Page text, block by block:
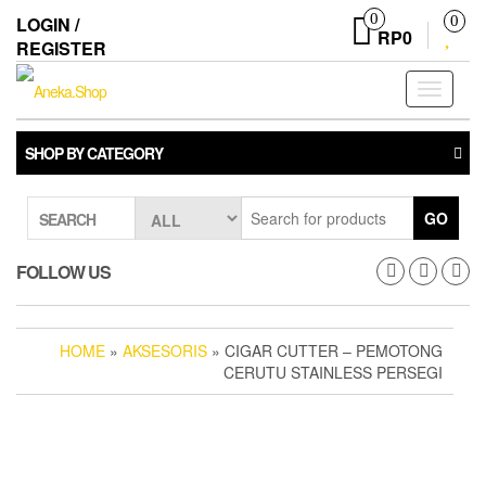
the
content
LOGIN /
REGISTER
0
RP0
0
Toggle
SHOP BY CATEGORY
SEARCH GO
FOLLOW US
HOME » AKSESORIS » CIGAR CUTTER – PEMOTONG
CERUTU STAINLESS PERSEGI